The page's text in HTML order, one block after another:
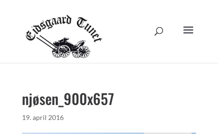
njøsen_900x657
19. april 2016